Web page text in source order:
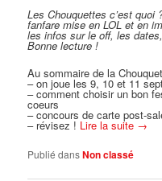
Les Chouquettes c’est quoi
fanfare mise en LOL et en
les infos sur le off, les
Bonne lecture !
Au sommaire de la
– on joue les 9, 10 et 11
– comment choisir un bon
coeurs
– concours de carte post-
– révisez ! Lire la suite →
Publié dansNon classé